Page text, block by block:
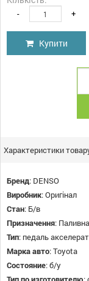
- +
Купити
Характеристики
Бренд: DENSO
Виробник:Оригінал
Стан: Б/в
Призначення:
Тип: педаль
Марка авто:Toyota
Состояние:б/у